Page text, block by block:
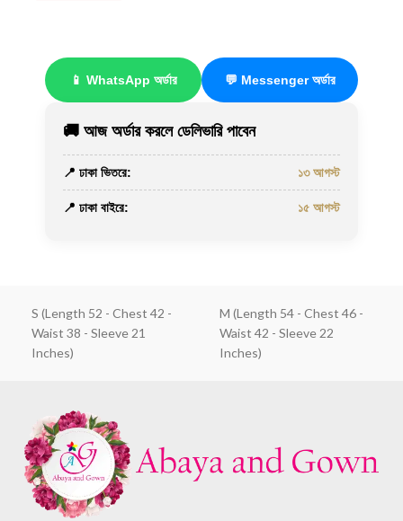
📱 WhatsApp অর্ডার 💬 Messenger অর্ডার
🚚 আজ অর্ডার করলে ডেলিভারি পাবেন
📍 ঢাকা ভিতরে: ১৩ আগস্ট
📍 ঢাকা বাইরে: ১৫ আগস্ট
S (Length 52 - Chest 42 -
Waist 38 - Sleeve 21
Inches)
M (Length 54 - Chest 46 -
Waist 42 - Sleeve 22
Inches)